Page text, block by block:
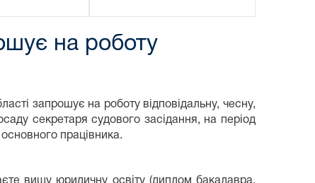
на роботу
запрошує на роботу відповідальну, чесну,
секретаря судового засідання, на період
працівника.
вищу юридичну освіту (диплом бакалавра,